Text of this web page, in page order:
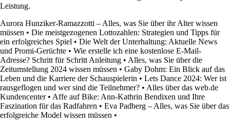
Leistung.
Aurora Hunziker-Ramazzotti – Alles, was Sie über ihr Alter wissen
müssen • Die meistgezogenen Lottozahlen: Strategien und Tipps für
ein erfolgreiches Spiel • Die Welt der Unterhaltung: Aktuelle News
und Promi-Gerüchte • Wie erstelle ich eine kostenlose E-Mail-
Adresse? Schritt für Schritt Anleitung • Alles, was Sie über die
Zeitumstellung 2024 wissen müssen • Gaby Dohm: Ein Blick auf das
Leben und die Karriere der Schauspielerin • Lets Dance 2024: Wer ist
rausgeflogen und wer sind die Teilnehmer? • Alles über das web.de
Kundencenter• Affe auf Bike: Ann-Kathrin Bendixen und Ihre
Faszination für das Radfahren • Eva Padberg – Alles, was Sie über das
erfolgreiche Model wissen müssen •